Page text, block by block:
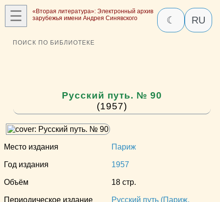
☰
«Вторая литература»: Электронный архив
зарубежья имени Андрея Синявского
☾ RU
ПОИСК ПО БИБЛИОТЕКЕ
Русский путь. № 90
(1957)
Место издания Париж
Год издания 1957
Объём 18 стр.
Периодическое издание
Русский путь (Париж,